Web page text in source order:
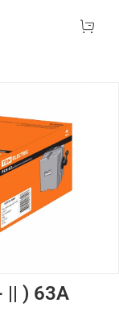
|| ) 63А